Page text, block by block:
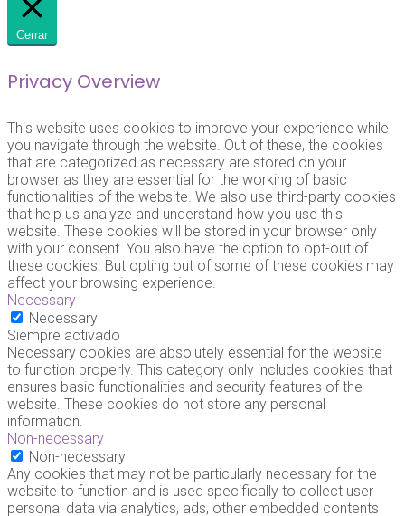
Cerrar
Privacy Overview
This website uses cookies to improve your experience while
you navigate through the website. Out of these, the cookies
that are categorized as necessary are stored on your
browser as they are essential for the working of basic
functionalities of the website. We also use third-party cookies
that help us analyze and understand how you use this
website. These cookies will be stored in your browser only
with your consent. You also have the option to opt-out of
these cookies. But opting out of some of these cookies may
affect your browsing experience.
Necessary
Necessary
Siempre activado
Necessary cookies are absolutely essential for the website
to function properly. This category only includes cookies that
ensures basic functionalities and security features of the
website. These cookies do not store any personal
information.
Non-necessary
Non-necessary
Any cookies that may not be particularly necessary for the
website to function and is used specifically to collect user
personal data via analytics, ads, other embedded contents